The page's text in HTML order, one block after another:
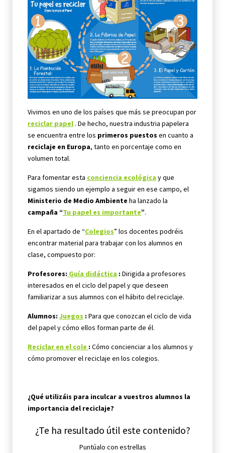
Vivimos en uno de los países que más se preocupan por
reciclar papel . De hecho, nuestra industria papelera
se encuentra entre los primeros puestos en cuanto a
reciclaje en Europa, tanto en porcentaje como en
volumen total.
Para fomentar esta conciencia ecológica y que
sigamos siendo un ejemplo a seguir en ese campo, el
Ministerio de Medio Ambiente ha lanzado la
campaña “Tu papel es importante”.
En el apartado de “Colegios” los docentes podréis
encontrar material para trabajar con los alumnos en
clase, compuesto por:
Profesores: Guía didáctica : Dirigida a profesores
interesados en el ciclo del papel y que deseen
familiarizar a sus alumnos con el hábito del reciclaje.
Alumnos: Juegos : Para que conozcan el ciclo de vida
del papel y cómo ellos forman parte de él.
Reciclar en el cole : Cómo concienciar a los alumnos y
cómo promover el reciclaje en los colegios.
¿Qué utilizáis para inculcar a vuestros alumnos la
importancia del reciclaje?
¿Te ha resultado útil este contenido?
Puntúalo con estrellas